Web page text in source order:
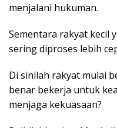
menjalani hukuman.
Sementara rakyat kecil
sering diproses lebih
Di sinilah rakyat mulai
benar bekerja untuk
menjaga kekuasaan?